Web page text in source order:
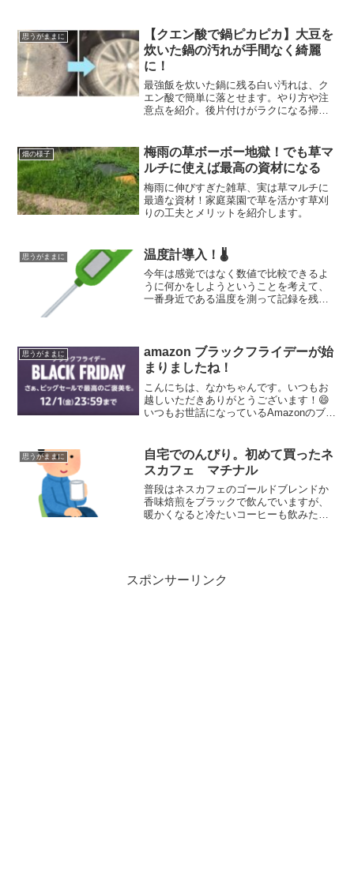
がはえてきていました！堆肥枠内ではア
オカビなどがあったので収穫して食べる
のは控えました。
思うがままに
【クエン酸で鍋ピカピカ】大豆を
炊いた鍋の汚れが手間なく綺麗
に！
最強飯を炊いた鍋に残る白い汚れは、ク
エン酸で簡単に落とせます。やり方や注
意点を紹介。後片付けがラクになる掃除
畑の様子
梅雨の草ボーボー地獄！でも草マ
ルチに使えば最高の資材になる
梅雨に伸びすぎた雑草、実は草マルチに
最適な資材！家庭菜園で草を活かす草刈
りの工夫とメリットを紹介します。
思うがままに 温度計導入！🌡️
今年は感覚ではなく数値で比較できるよ
うに何かをしようということを考えて、
一番身近である温度を測って記録を残し
思うがままに
amazon ブラックフライデーが始
まりましたね！
こんにちは、なかちゃんです。いつもお
越しいただきありがとうございます！😄
いつもお世話になっているAmazonのブラ
す。（笑）皆さんは何か買われますか？
セールで買うのでは...
思うがままに
自宅でのんびり。初めて買ったネ
スカフェ マチナル
普段はネスカフェのゴールドブレンドか
香味焙煎をブラックで飲んでいますが、
暖かくなると冷たいコーヒーも飲みたく
で、レビューをしてみます。結論、アイ
スだとおススメですよ！
スポンサーリンク